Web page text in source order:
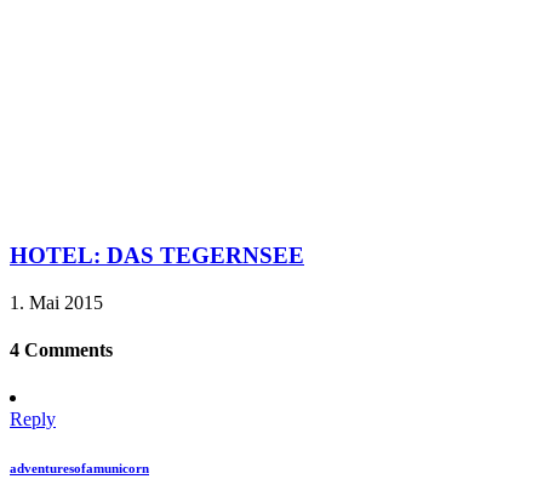
HOTEL: DAS TEGERNSEE
1. Mai 2015
4 Comments
Reply
adventuresofamunicorn